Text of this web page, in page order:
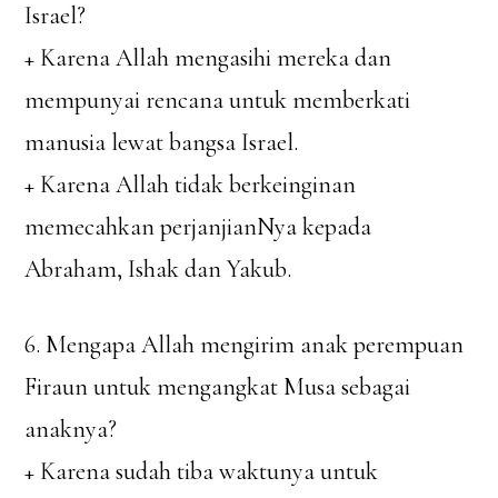
Israel?
+ Karena Allah mengasihi mereka dan
mempunyai rencana untuk memberkati
manusia lewat bangsa Israel.
+ Karena Allah tidak berkeinginan
memecahkan perjanjianNya kepada
Abraham, Ishak dan Yakub.
6. Mengapa Allah mengirim anak perempuan
Firaun untuk mengangkat Musa sebagai
anaknya?
+ Karena sudah tiba waktunya untuk